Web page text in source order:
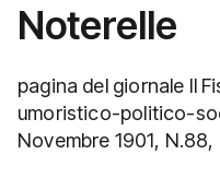
Noterelle
pagina del giornale Il
umoristico-politico-
Novembre 1901, N.88,